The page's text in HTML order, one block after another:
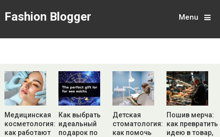
Fashion Blogger Menu
Медицинская
косметология:
как работают
Как выбрать
идеальный
подарок по
Детская
стоматология:
как помочь
Пошив мерча:
как превратить
идею в товар,